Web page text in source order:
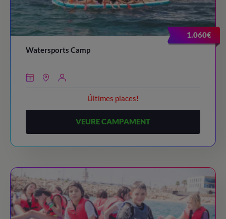
1.060€
Watersports Camp
Últimes places!
VEURE CAMPAMENT